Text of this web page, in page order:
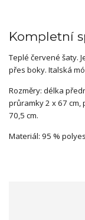
Kompletní
Teplé červené šaty.
přes boky. Italská
Rozměry: délka
průramky 2 x 67 cm,
70,5 cm.
Materiál: 95 %